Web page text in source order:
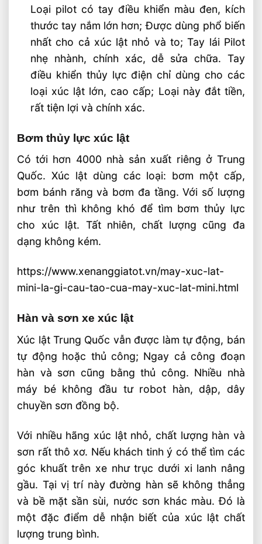
Loại pilot có tay điều khiển màu đen, kích
thước tay nắm lớn hơn; Được dùng phổ biến
nhất cho cả xúc lật nhỏ và to; Tay lái Pilot
nhẹ nhành, chính xác, dễ sửa chữa. Tay
điều khiển thủy lực điện chỉ dùng cho các
loại xúc lật lớn, cao cấp; Loại này đắt tiền,
rất tiện lợi và chính xác.
Bơm thủy lực xúc lật
Có tới hơn 4000 nhà sản xuất riêng ở Trung
Quốc. Xúc lật dùng các loại: bơm một cấp,
bơm bánh răng và bơm đa tầng. Với số lượng
như trên thì không khó để tìm bơm thủy lực
cho xúc lật. Tất nhiên, chất lượng cũng đa
dạng không kém.
https://www.xenanggiatot.vn/may-xuc-lat-
mini-la-gi-cau-tao-cua-may-xuc-lat-mini.html
Hàn và sơn xe xúc lật
Xúc lật Trung Quốc vẫn được làm tự động, bán
tự động hoặc thủ công; Ngay cả công đoạn
hàn và sơn cũng bằng thủ công. Nhiều nhà
máy bé không đầu tư robot hàn, dập, dây
chuyền sơn đồng bộ.
Với nhiều hãng xúc lật nhỏ, chất lượng hàn và
sơn rất thô xơ. Nếu khách tinh ý có thể tìm các
góc khuất trên xe như trục dưới xi lanh nâng
gầu. Tại vị trí này đường hàn sẽ không thẳng
và bề mặt sần sùi, nước sơn khác màu. Đó là
một đặc điểm dễ nhận biết của xúc lật chất
lượng trung bình.